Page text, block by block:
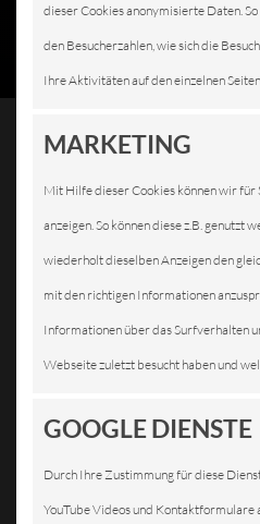
INSPEKTION
dieser Cookies anonymisierte Daten.
den Besucherzahlen, wie sich die
Ihre Aktivitäten auf den einzelnen Seiten.
MARKETING
Mit Hilfe dieser Cookies können wir für
anzeigen. So können diese z.B. genutzt
wiederholt dieselben Anzeigen den
mit den richtigen Informationen
Informationen über das Surfverhalten
Webseite zuletzt besucht haben und
GOOGLE DIENSTE
Durch Ihre Zustimmung für diese
YouTube Videos und Kontaktformulare